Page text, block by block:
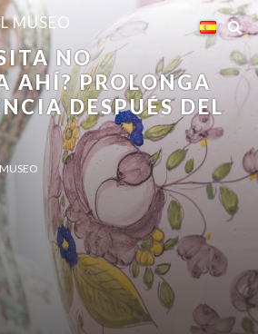
NO
AHÍ? PROLONGA
DESPUÉS DEL
MUSEO